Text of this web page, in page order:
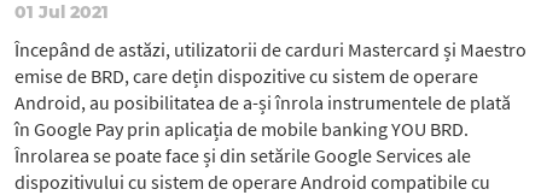
01 Jul 2021
Începând de astăzi, utilizatorii de carduri Mastercard și Maestro
emise de BRD, care dețin dispozitive cu sistem de operare
Android, au posibilitatea de a-și înrola instrumentele de plată
în Google Pay prin aplicația de mobile banking YOU BRD.
Înrolarea se poate face și din setările Google Services ale
dispozitivului cu sistem de operare Android compatibile cu